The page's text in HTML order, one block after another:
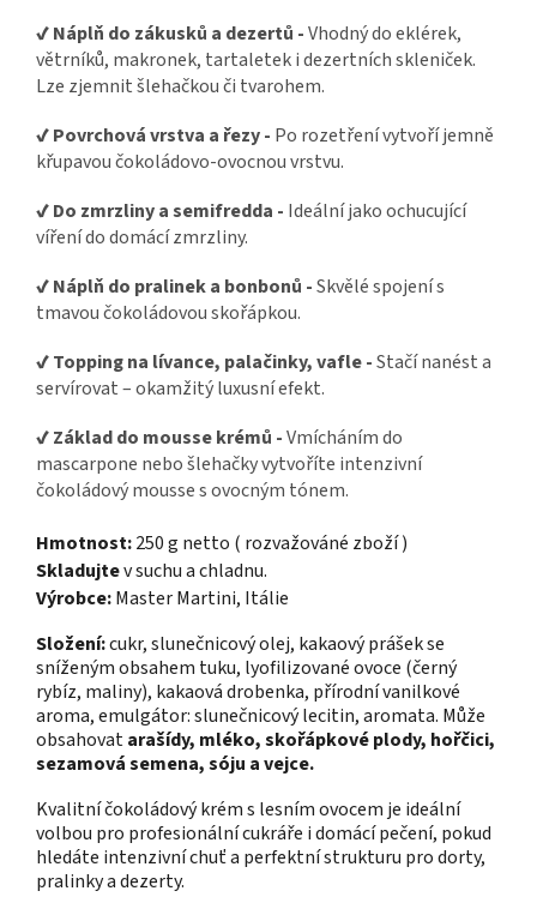
✔ Náplň do zákusků a dezertů -Vhodný do eklérek,
větrníků, makronek, tartaletek i dezertních skleniček.
Lze zjemnit šlehačkou či tvarohem.
✔ Povrchová vrstva a řezy - Po rozetření vytvoří jemně
křupavou čokoládovo-ovocnou vrstvu.
✔ Do zmrzliny a semifredda - Ideální jako ochucující
víření do domácí zmrzliny.
✔ Náplň do pralinek a bonbonů -Skvělé spojení s
tmavou čokoládovou skořápkou.
✔ Topping na lívance, palačinky, vafle -Stačí nanést a
servírovat – okamžitý luxusní efekt.
✔ Základ do mousse krémů -Vmícháním do
mascarpone nebo šlehačky vytvoříte intenzivní
čokoládový mousse s ovocným tónem.
Hmotnost:250 g netto ( rozvažováné zboží )
Skladujtev suchu a chladnu.
Výrobce:Master Martini, Itálie
Složení:cukr, slunečnicový olej, kakaový prášek se
sníženým obsahem tuku, lyofilizované ovoce (černý
rybíz, maliny), kakaová drobenka, přírodní vanilkové
aroma, emulgátor: slunečnicový lecitin, aromata. Může
obsahovatarašídy, mléko, skořápkové plody, hořčici,
sezamová semena, sóju a vejce.
Kvalitní čokoládový krém s lesním ovocem je ideální
volbou pro profesionální cukráře i domácí pečení, pokud
hledáte intenzivní chuť a perfektní strukturu pro dorty,
pralinky a dezerty.